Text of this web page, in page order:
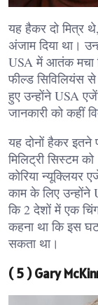
यह हैकर दो मित्र
अंजाम दिया था।
USA में आतंक मचा
फील्ड सिविलियंस
हुए उन्होंने USA
जानकारी को कहीं
यह दोनों हैकर इतने
मिलिट्री सिस्टम
कोरिया न्यूक्लियर
काम के लिए उन्होंने
कि 2 देशों में एक
कहना था कि इस
सकता था।
( 5 ) Gary